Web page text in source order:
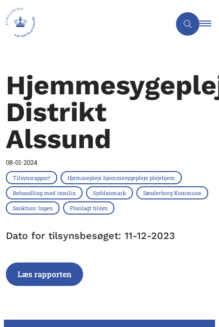
Distrikt
Alssund
08-01-2024
Tilsynsrapport Hjemmepleje hjemmesygepleje plejehjem
Behandling med insulin Syddanmark Sønderborg Kommune
Sanktion: Ingen Planlagt tilsyn
Dato for tilsynsbesøget: 11-12-2023
Læs rapporten